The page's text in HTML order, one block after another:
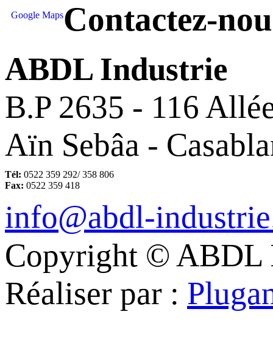
Google MapsContactez-
ABDL Industrie
B.P 2635 - 116
Aïn Sebâa -
Tél: 0522 359 292/ 358 806
Fax: 0522 359 418
info@abdl-
Copyright © ABDL
Réaliser par :